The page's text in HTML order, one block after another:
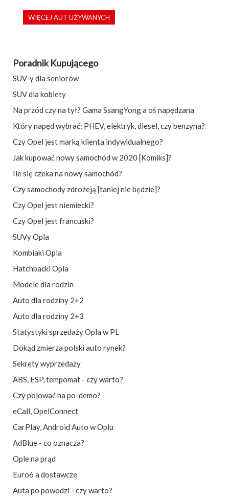
WIĘCEJ AUT UŻYWANYCH
Poradnik Kupującego
SUV‑y dla seniorów
SUV dla kobiety
Na przód czy na tył? Gama SsangYong a oś napędzana
Który napęd wybrać: PHEV, elektryk, diesel, czy benzyna?
Czy Opel jest marką klienta indywidualnego?
Jak kupować nowy samochód w 2020 [Komiks]?
Ile się czeka na nowy samochód?
Czy samochody zdrożeją [taniej nie będzie]?
Czy Opel jest niemiecki?
Czy Opel jest francuski?
SUVy Opla
Kombiaki Opla
Hatchbacki Opla
Modele dla rodzin
Auto dla rodziny 2+2
Auto dla rodziny 2+3
Statystyki sprzedaży Opla w PL
Dokąd zmierza polski auto rynek?
Sekrety wyprzedaży
ABS, ESP, tempomat - czy warto?
Czy polować na po-demo?
eCall,OpelConnect
CarPlay, Android Auto w Oplu
AdBlue - co oznacza?
Ople na prąd
Euro6 a dostawcze
Auta po powodzi - czy warto?